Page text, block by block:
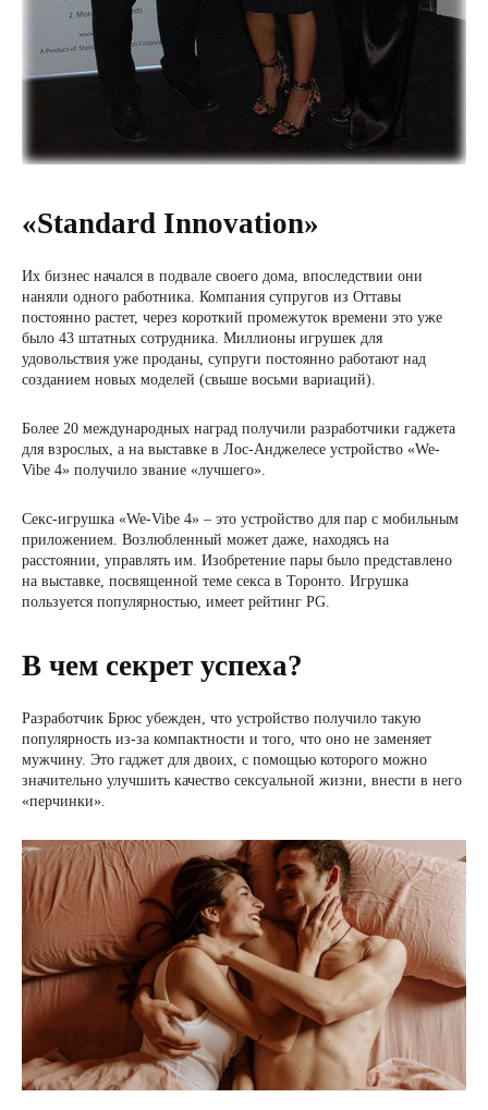
«Standard Innovation»
Их бизнес начался в подвале своего дома, впоследствии они
наняли одного работника. Компания супругов из Оттавы
постоянно растет, через короткий промежуток времени это уже
было 43 штатных сотрудника. Миллионы игрушек для
удовольствия уже проданы, супруги постоянно работают над
созданием новых моделей (свыше восьми вариаций).
Более 20 международных наград получили разработчики гаджета
для взрослых, а на выставке в Лос-Анджелесе устройство «We-
Vibe 4» получило звание «лучшего».
Секс-игрушка «We-Vibe 4» – это устройство для пар с мобильным
приложением. Возлюбленный может даже, находясь на
расстоянии, управлять им. Изобретение пары было представлено
на выставке, посвященной теме секса в Торонто. Игрушка
пользуется популярностью, имеет рейтинг PG.
В чем секрет успеха?
Разработчик Брюс убежден, что устройство получило такую
популярность из-за компактности и того, что оно не заменяет
мужчину. Это гаджет для двоих, с помощью которого можно
значительно улучшить качество сексуальной жизни, внести в него
«перчинки».